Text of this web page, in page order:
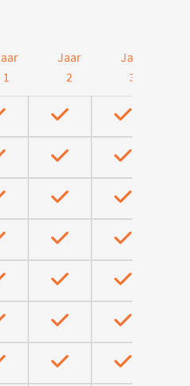
1
Jaar
2
Jaar
3